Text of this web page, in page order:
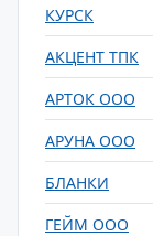
КУРСК
АКЦЕНТ ТПК
АРТОК ООО
АРУНА ООО
БЛАНКИ
ГЕЙМ ООО